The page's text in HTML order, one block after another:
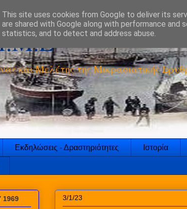
και Μελέτης της Μικρασιατικής
Εκδηλώσεις - Δραστηριότητες Ιστορία
3/1/23
This site uses cookies from Google to deliver its
are shared with Google along with performance
statistics, and to detect and address abuse.